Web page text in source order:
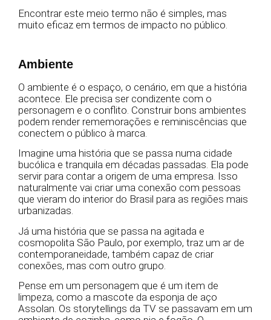
Encontrar este meio termo não é simples, mas
muito eficaz em termos de impacto no público.
Ambiente
O ambiente é o espaço, o cenário, em que a história
acontece. Ele precisa ser condizente com o
personagem e o conflito. Construir bons ambientes
podem render rememorações e reminiscências que
conectem o público à marca.
Imagine uma história que se passa numa cidade
bucólica e tranquila em décadas passadas. Ela pode
servir para contar a origem de uma empresa. Isso
naturalmente vai criar uma conexão com pessoas
que vieram do interior do Brasil para as regiões mais
urbanizadas.
Já uma história que se passa na agitada e
cosmopolita São Paulo, por exemplo, traz um ar de
contemporaneidade, também capaz de criar
conexões, mas com outro grupo.
Pense em um personagem que é um item de
limpeza, como a mascote da esponja de aço
Assolan. Os storytellings da TV se passavam em um